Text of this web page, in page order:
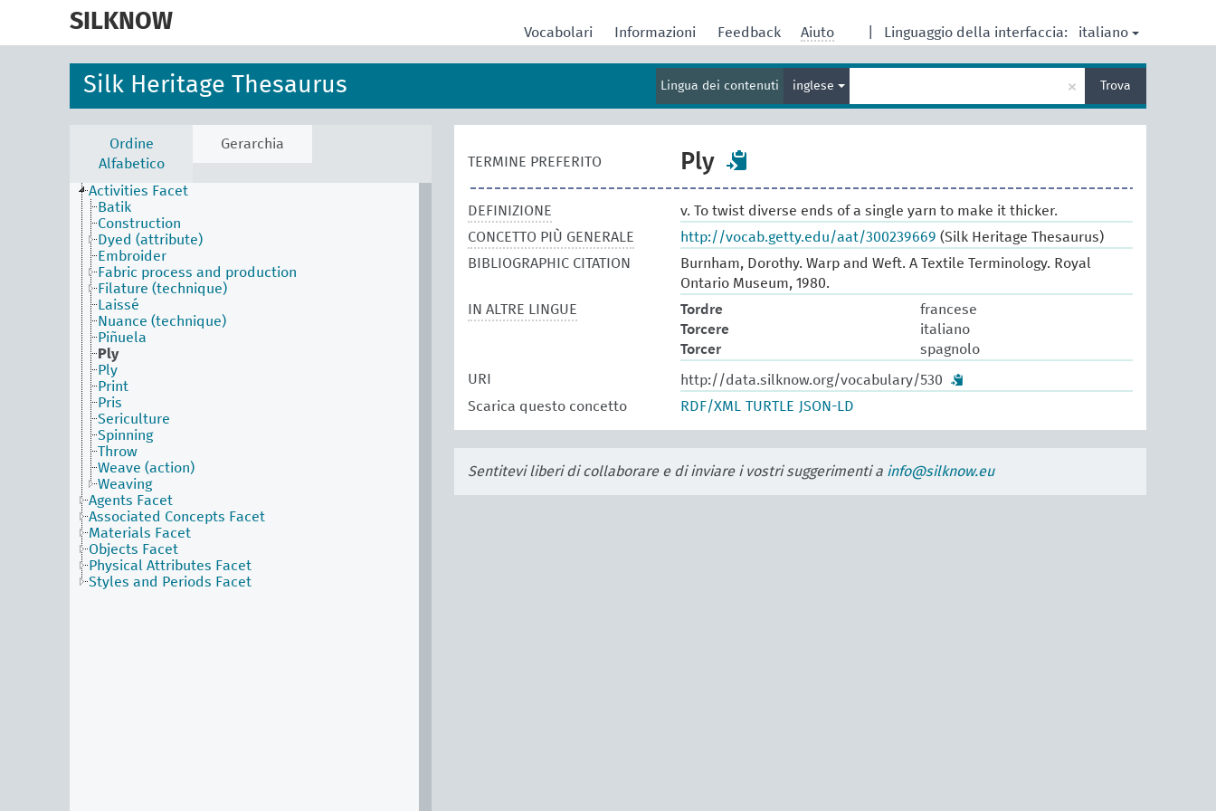
SILKNOW Linguaggio della interfaccia: italiano
Vocabolari Informazioni Feedback Aiuto
Silk Heritage Thesaurus Lingua dei contenuti inglese
termine
per
× Trova
Ordine
Alfabetico
Gerarchia
Activities Facet
Batik
Construction
Dyed (attribute)
Embroider
Fabric process and production
Filature (technique)
Laissé
Nuance (technique)
Piñuela
Ply
Ply
Print
Pris
Sericulture
Spinning
Throw
Weave (action)
Weaving
Agents Facet
Associated Concepts Facet
Materials Facet
Objects Facet
Physical Attributes Facet
Styles and Periods Facet
TERMINE PREFERITO Ply
DEFINIZIONE
v. To twist diverse ends of a single yarn to make it thicker.
CONCETTO PIÙ GENERALE
http://vocab.getty.edu/aat/300239669 (Silk Heritage Thesaurus)
BIBLIOGRAPHIC CITATION
Burnham, Dorothy. Warp and Weft. A Textile Terminology. Royal
Ontario Museum, 1980.
IN ALTRE LINGUE
Tordre
francese
Torcere
italiano
Torcer
spagnolo
URI
http://data.silknow.org/vocabulary/530
Scarica questo concetto
RDF/XML TURTLE JSON-LD
Sentitevi liberi di collaborare e di inviare i vostri suggerimenti a info@silknow.eu